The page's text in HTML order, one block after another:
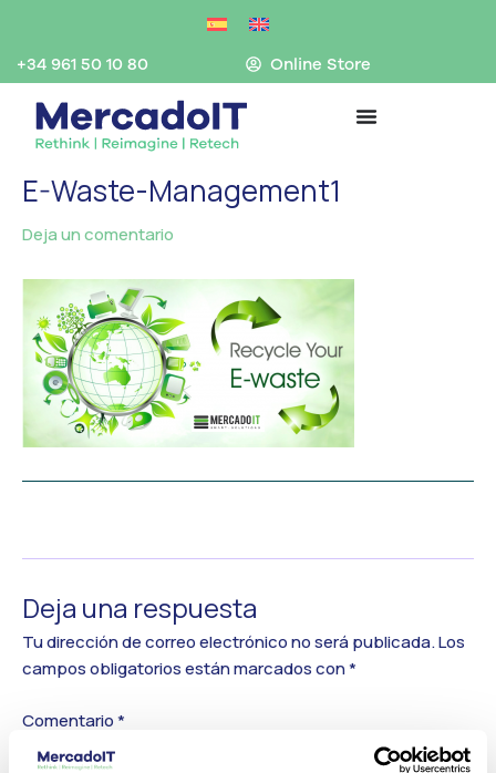
contenido
+34 961 50 10 80 Online Store
E-Waste-Management1
Deja un comentario
Deja una respuesta
Tu dirección de correo electrónico no será publicada.Los
campos obligatorios están marcados con*
Comentario*